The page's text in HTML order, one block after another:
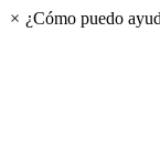
× ¿Cómo puedo